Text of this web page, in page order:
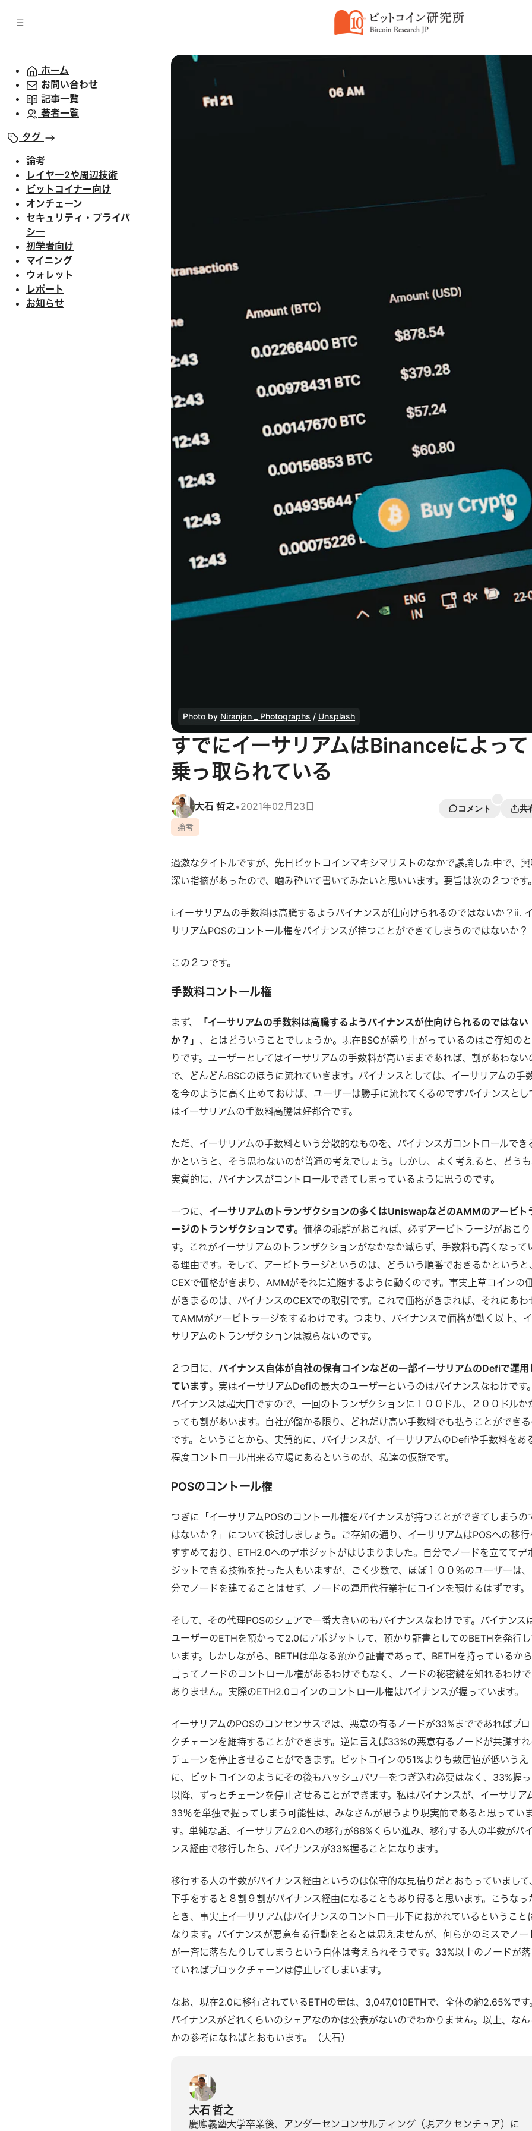
ホーム
お問い合わせ
記事一覧
著者一覧
タグ
論考
レイヤー2や周辺技術
ビットコイナー向け
オンチェーン
セキュリティ・プライバ
シー
初学者向け
マイニング
ウォレット
レポート
お知らせ
Photo by Niranjan _ Photographs / Unsplash
すでにイーサリアムはBinanceによって
乗っ取られている
大石 哲之•2021年02月23日 コメント
共
論考
過激なタイトルですが、先日ビットコインマキシマリストのなかで議論した中で、
深い指摘があったので、噛み砕いて書いてみたいと思いいます。要旨は次の２つです。
i.イーサリアムの手数料は高騰するようバイナンスが仕向けられるのではないか？ii.
サリアムPOSのコントール権をバイナンスが持つことができてしまうのではないか？
この２つです。
手数料コントール権
まず、
「イーサリアムの手数料は高騰するようバイナンスが仕向けられるのではない
か？」 、とはどういうことでしょうか。現在BSCが盛り上がっているのはご存知の
りです。ユーザーとしてはイーサリアムの手数料が高いままであれば、割があわない
で、どんどんBSCのほうに流れていきます。バイナンスとしては、イーサリアムの手
を今のように高く止めておけば、ユーザーは勝手に流れてくるのですバイナンスとし
はイーサリアムの手数料高騰は好都合です。
ただ、イーサリアムの手数料という分散的なものを、バイナンスガコントロールでき
かというと、そう思わないのが普通の考えでしょう。しかし、よく考えると、どうも
実質的に、バイナンスがコントロールできてしまっているように思うのです。
一つに、 イーサリアムのトランザクションの多くはUniswapなどのAMMのアービト
ージのトランザクションです。価格の乖離がおこれば、必ずアービトラージがおこり
す。これがイーサリアムのトランザクションがなかなか減らず、手数料も高くなって
る理由です。そして、アービトラージというのは、どういう順番でおきるかというと
CEXで価格がきまり、AMMがそれに追随するように動くのです。事実上草コインの
がきまるのは、バイナンスのCEXでの取引です。これで価格がきまれば、それにあわ
てAMMがアービトラージをするわけです。つまり、バイナンスで価格が動く以上、
サリアムのトランザクションは減らないのです。
２つ目に、バイナンス自体が自社の保有コインなどの一部イーサリアムのDefiで運用
ています。実はイーサリアムDefiの最大のユーザーというのはバイナンスなわけです。
バイナンスは超大口ですので、一回のトランザクションに１００ドル、２００ドルか
っても割があいます。自社が儲かる限り、どれだけ高い手数料でも払うことができ
です。ということから、実質的に、バイナンスが、イーサリアムのDefiや手数料をあ
程度コントロール出来る立場にあるというのが、私達の仮説です。
POSのコントール権
つぎに「イーサリアムPOSのコントール権をバイナンスが持つことができてしまうの
はないか？」について検討しましょう。ご存知の通り、イーサリアムはPOSへの移行
すすめており、ETH2.0へのデポジットがはじまりました。自分でノードを立ててデ
ジットできる技術を持った人もいますが、ごく少数で、ほぼ１００％のユーザーは
分でノードを建てることはせず、ノードの運用代行業社にコインを預けるはずです。
そして、その代理POSのシェアで一番大きいのもバイナンスなわけです。バイナンス
ユーザーのETHを預かって2.0にデポジットして、預かり証書としてのBETHを発行し
います。しかしながら、BETHは単なる預かり証書であって、BETHを持っているか
言ってノードのコントロール権があるわけでもなく、ノードの秘密鍵を知れるわけ
ありません。実際のETH2.0コインのコントロール権はバイナンスが握っています。
イーサリアムのPOSのコンセンサスでは、悪意の有るノードが33%までであればブロ
クチェーンを維持することができます。逆に言えば33%の悪意有るノードが共謀す
チェーンを停止させることができます。ビットコインの51%よりも敷居値が低いうえ
に、ビットコインのようにその後もハッシュパワーをつぎ込む必要はなく、33%握
以降、ずっとチェーンを停止させることができます。私はバイナンスが、イーサリア
33％を単独で握ってしまう可能性は、みなさんが思うより現実的であると思ってい
す。単純な話、イーサリアム2.0への移行が66%くらい進み、移行する人の半数がバ
ンス経由で移行したら、バイナンスが33%握ることになります。
移行する人の半数がバイナンス経由というのは保守的な見積りだとおもっていまして
下手をすると８割９割がバイナンス経由になることもあり得ると思います。こうなっ
とき、事実上イーサリアムはバイナンスのコントロール下におかれているということ
なります。バイナンスが悪意有る行動をとるとは思えませんが、何らかのミスでノー
が一斉に落ちたりしてしまうという自体は考えられそうです。33%以上のノードが落
ていればブロックチェーンは停止してしまいます。
なお、現在2.0に移行されているETHの量は、3,047,010ETHで、全体の約2.65%です
バイナンスがどれくらいのシェアなのかは公表がないのでわかりません。以上、なん
かの参考になればとおもいます。（大石）
大石 哲之
慶應義塾大学卒業後、アンダーセンコンサルティング（現アクセンチュア）に